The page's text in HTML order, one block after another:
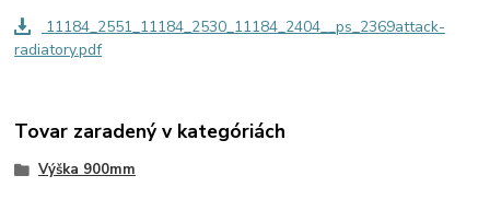
11184_2551_11184_2530_11184_2404__ps_2369attack-
radiatory.pdf
Tovar zaradený v kategóriách
Výška 900mm